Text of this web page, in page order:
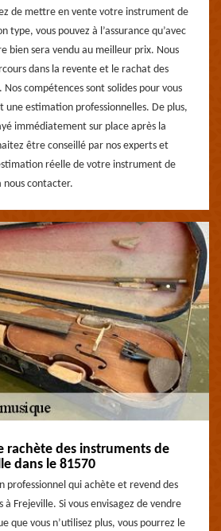
de mettre en vente votre instrument de
type, vous pouvez à l’assurance qu’avec
bien sera vendu au meilleur prix. Nous
dans la revente et le rachat des
compétences sont solides pour vous
estimation professionnelles. De plus,
immédiatement sur place après la
être conseillé par nos experts et
réelle de votre instrument de
nous contacter.
rachète des instruments de
dans le 81570
professionnel qui achète et revend des
à Frejeville. Si vous envisagez de vendre
que vous n’utilisez plus, vous pourrez le